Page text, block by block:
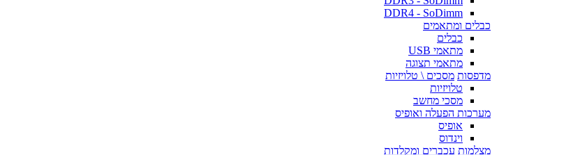
DDR4 - SoDimm
כבלים ומתאמים
כבלים
מתאמי USB
מתאמי תצוגה
מדפסות מסכים \ טלויזיות
טלויזיות
מסכי מחשב
מערכות הפעלה ואופיס
אופיס
וינדוס
מצלמות עכברים ומקלדות